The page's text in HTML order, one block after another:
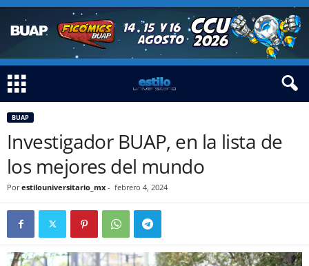
BUAP
Investigador BUAP, en la lista de
los mejores del mundo
Por estilouniversitario_mx - febrero 4, 2024